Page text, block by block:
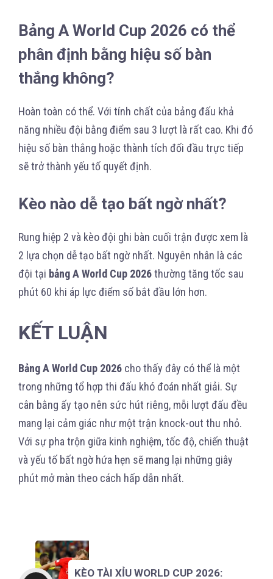
Bảng A World Cup 2026 có thể
phân định bằng hiệu số bàn
thắng không?
Hoàn toàn có thể. Với tính chất của bảng đấu khả
năng nhiều đội bằng điểm sau 3 lượt là rất cao. Khi đó
hiệu số bàn thắng hoặc thành tích đối đầu trực tiếp
sẽ trở thành yếu tố quyết định.
Kèo nào dễ tạo bất ngờ nhất?
Rung hiệp 2 và kèo đội ghi bàn cuối trận được xem là
2 lựa chọn dễ tạo bất ngờ nhất. Nguyên nhân là các
đội tại bảng A World Cup 2026thường tăng tốc sau
phút 60 khi áp lực điểm số bắt đầu lớn hơn.
KẾT LUẬN
Bảng A World Cup 2026 cho thấy đây có thể là một
trong những tổ hợp thi đấu khó đoán nhất giải. Sự
cân bằng ấy tạo nên sức hút riêng, mỗi lượt đấu đều
mang lại cảm giác như một trận knock-out thu nhỏ.
Với sự pha trộn giữa kinh nghiệm, tốc độ, chiến thuật
và yếu tố bất ngờ hứa hẹn sẽ mang lại những giây
phút mở màn theo cách hấp dẫn nhất.
KÈO TÀI XỈU WORLD CUP 2026: